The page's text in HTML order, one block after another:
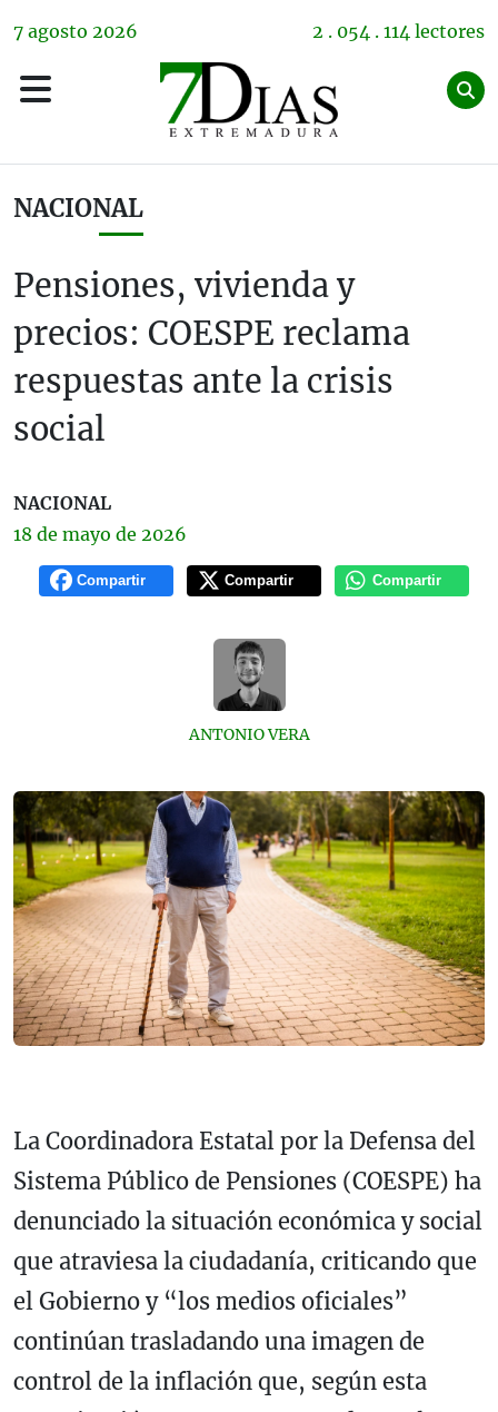
7 agosto 2026 2 . 054 . 114 lectores
NACIONAL
Pensiones, vivienda y
precios: COESPE reclama
respuestas ante la crisis
social
NACIONAL
18 de mayo de 2026
Compartir Compartir Compartir
ANTONIO VERA
La Coordinadora Estatal por la Defensa del
Sistema Público de Pensiones (COESPE) ha
denunciado la situación económica y social
que atraviesa la ciudadanía, criticando que
el Gobierno y “los medios oficiales”
continúan trasladando una imagen de
control de la inflación que, según esta